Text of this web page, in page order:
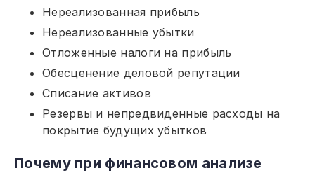
Нереализованная прибыль
Нереализованные убытки
Отложенные налоги на прибыль
Обесценение деловой репутации
Списание активов
Резервы и непредвиденные расходы на
покрытие будущих убытков
Почему при финансовом анализе